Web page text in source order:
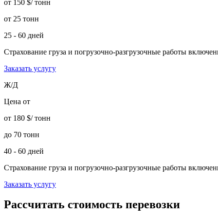
от 150 $/ тонн
от 25 тонн
25 - 60 дней
Страхование груза и погрузочно-разгрузочные работы
Заказать услугу
Ж/Д
Цена от
от 180 $/ тонн
до 70 тонн
40 - 60 дней
Страхование груза и погрузочно-разгрузочные работы
Заказать услугу
Рассчитать стоимость перевозки